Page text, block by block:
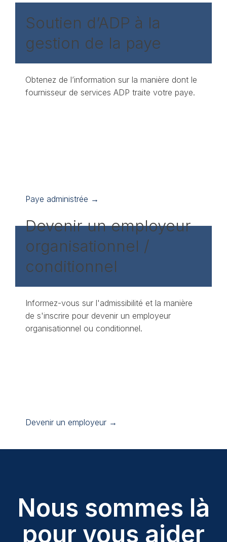
Soutien d’ADP à la
gestion de la paye
Obtenez de l’information sur la manière dont le
fournisseur de services ADP traite votre paye.
Paye administrée →
Devenir un employeur
organisationnel /
conditionnel
Informez-vous sur l'admissibilité et la manière
de s'inscrire pour devenir un employeur
organisationnel ou conditionnel.
Devenir un employeur →
Nous sommes là
pour vous aider